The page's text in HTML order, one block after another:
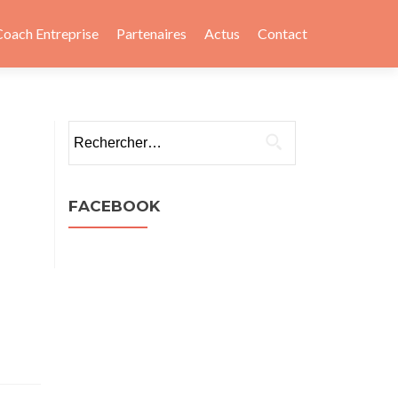
Entreprise Partenaires Actus Contact
FACEBOOK